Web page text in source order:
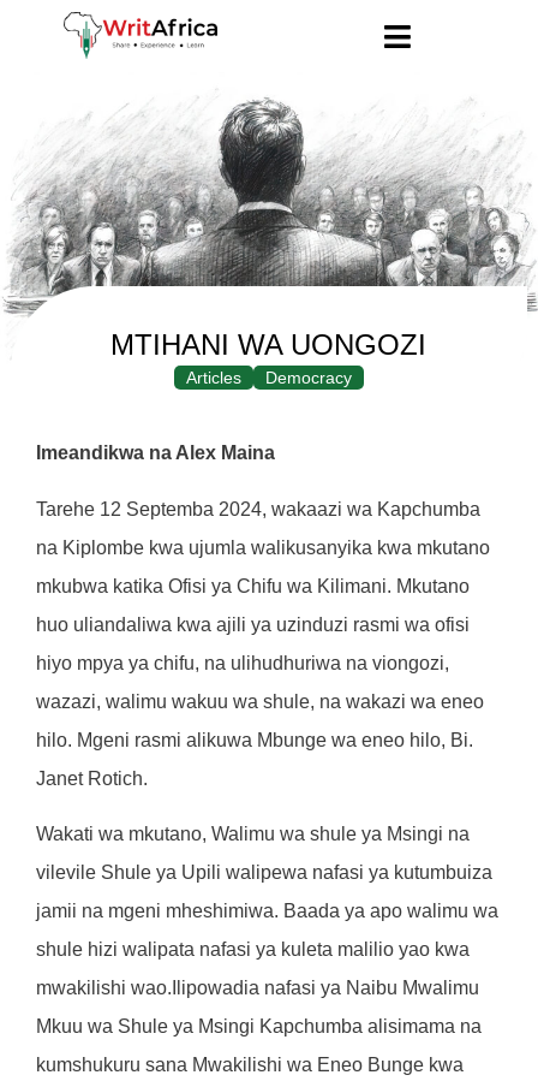
MTIHANI WA UONGOZI
Articles Democracy
Imeandikwa na Alex Maina
Tarehe 12 Septemba 2024, wakaazi wa Kapchumba
na Kiplombe kwa ujumla walikusanyika kwa mkutano
mkubwa katika Ofisi ya Chifu wa Kilimani. Mkutano
huo uliandaliwa kwa ajili ya uzinduzi rasmi wa ofisi
hiyo mpya ya chifu, na ulihudhuriwa na viongozi,
wazazi, walimu wakuu wa shule, na wakazi wa eneo
hilo. Mgeni rasmi alikuwa Mbunge wa eneo hilo, Bi.
Janet Rotich.
Wakati wa mkutano, Walimu wa shule ya Msingi na
vilevile Shule ya Upili walipewa nafasi ya kutumbuiza
jamii na mgeni mheshimiwa. Baada ya apo walimu wa
shule hizi walipata nafasi ya kuleta malilio yao kwa
mwakilishi wao.Ilipowadia nafasi ya Naibu Mwalimu
Mkuu wa Shule ya Msingi Kapchumba alisimama na
kumshukuru sana Mwakilishi wa Eneo Bunge kwa